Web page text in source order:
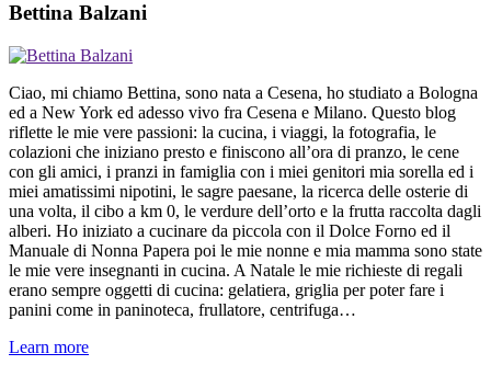
Bettina Balzani
Ciao, mi chiamo Bettina, sono nata a Cesena, ho studiato a Bologna
ed a New York ed adesso vivo fra Cesena e Milano. Questo blog
riflette le mie vere passioni: la cucina, i viaggi, la fotografia, le
colazioni che iniziano presto e finiscono all’ora di pranzo, le cene
con gli amici, i pranzi in famiglia con i miei genitori mia sorella ed i
miei amatissimi nipotini, le sagre paesane, la ricerca delle osterie di
una volta, il cibo a km 0, le verdure dell’orto e la frutta raccolta dagli
alberi. Ho iniziato a cucinare da piccola con il Dolce Forno ed il
Manuale di Nonna Papera poi le mie nonne e mia mamma sono state
le mie vere insegnanti in cucina. A Natale le mie richieste di regali
erano sempre oggetti di cucina: gelatiera, griglia per poter fare i
panini come in paninoteca, frullatore, centrifuga…
Learn more